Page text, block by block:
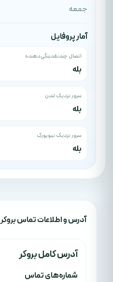
جمعه
آمار پروفایل
اتصال چندنقدینگی‌دهنده
بله
سرور نزدیک لندن
بله
سرور نزدیک نیویورک
بله
آدرس‌ و اطلاعات تماس بروکر
آدرس کامل بروکر
شماره‌های تماس